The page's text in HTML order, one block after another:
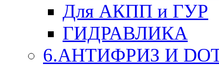
Для АКПП и ГУР
ГИДРАВЛИКА
6.АНТИФРИЗ И